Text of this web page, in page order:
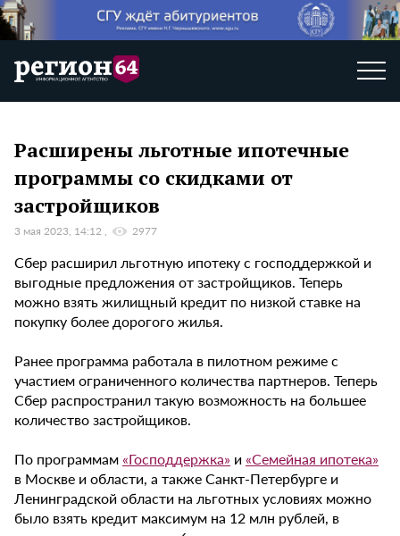
Расширены льготные ипотечные
программы со скидками от
застройщиков
3 мая 2023, 14:12 2977
Сбер расширил льготную ипотеку с господдержкой и
выгодные предложения от застройщиков. Теперь
можно взять жилищный кредит по низкой ставке на
покупку более дорогого жилья.
Ранее программа работала в пилотном режиме с
участием ограниченного количества партнеров. Теперь
Сбер распространил такую возможность на большее
количество застройщиков.
По программам «Господдержка» и «Семейная ипотека»
в Москве и области, а также Санкт-Петербурге и
Ленинградской области на льготных условиях можно
было взять кредит максимум на 12 млн рублей, в